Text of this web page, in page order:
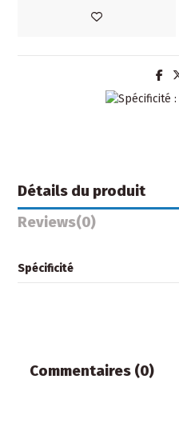
Détails du produit
Reviews(0)
Spécificité
Commentaires (0)